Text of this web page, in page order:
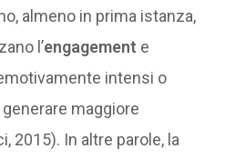
almeno in prima istanza,
l’engagement e
intensi o
maggiore
2015). In altre parole, la